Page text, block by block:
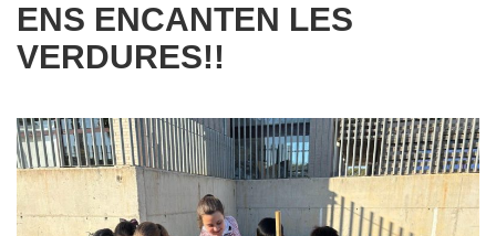
ENS ENCANTEN LES
VERDURES!!